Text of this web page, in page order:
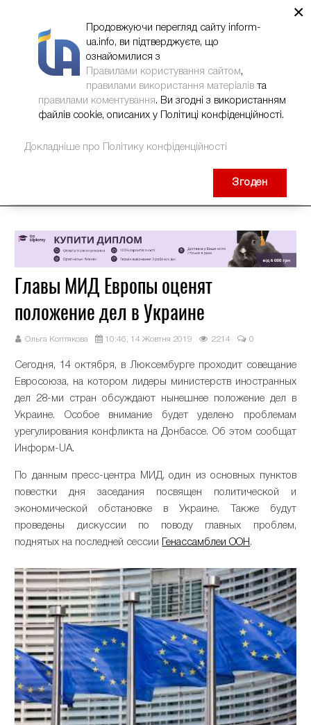
Главы МИД Европы оценят
положение дел в Украине
Ольга Коптякова 10:46, 14 Жовтня 2019 2214 0
Сегодня, 14 октября, в Люксембурге проходит совещание
Евросоюза, на котором лидеры министерств иностранных
дел 28-ми стран обсуждают нынешнее положение дел в
Украине. Особое внимание будет уделено проблемам
урегулирования конфликта на Донбассе. Об этом сообщат
Информ-UA.
По данным пресс-центра МИД, один из основных пунктов
повестки дня заседания посвящен политической и
экономической обстановке в Украине. Также будут
проведены дискуссии по поводу главных проблем,
поднятых на последней сессии
Генассамблеи ООН .
×
Продовжуючи перегляд сайту inform-
ua.info, ви підтверджуєте, що
ознайомилися з
Правилами користування сайтом,
правилами використання матеріалів та
правилами коментування. Ви згодні з використанням
файлів cookie, описаних у Політиці конфіденційності.
Докладніше про Політику конфіденційності
Згоден